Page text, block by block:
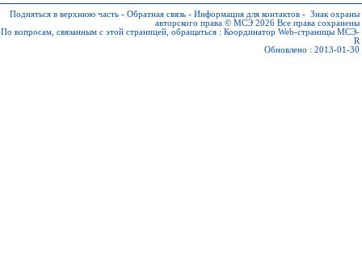
Подняться в верхнюю часть - Обратная связь - Информация для контактов - Знак охраны
авторского права © МСЭ 2026 Все права сохранены
По вопросам, связанным с этой страницей, обращаться : Координатор Web-страницы МСЭ-
R
Обновлено : 2013-01-30